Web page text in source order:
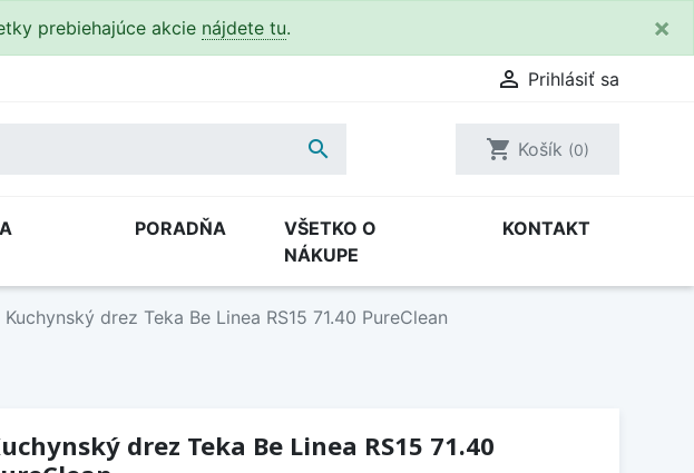
prebiehajúce akcie nájdete tu. ×
 Prihlásiť sa
 shopping_cart Košík (0)
PORADŇA
VŠETKO O
NÁKUPE
KONTAKT
Kuchynský drez Teka Be Linea RS15 71.40 PureClean
drez Teka Be Linea RS15 71.40